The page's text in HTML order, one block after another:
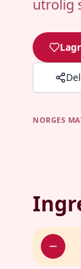
utrolig
NORGES